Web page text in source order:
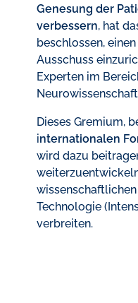
Genesung der
verbessern, hat
beschlossen,
Ausschuss
Experten im
Dieses Gremium,
internationalen
wird dazu
Technologie
verbreiten.